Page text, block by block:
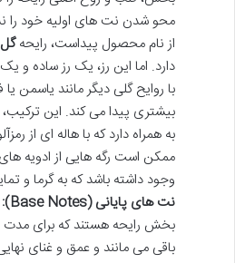
محو شدن نت های اولیه خود را
از نام محصول پیداست، رایحه
دارد. اما این رز، یک رز ساده و
با روایح گلی دیگر مانند یاسمن
بیشتری پیدا می کند. این
به همراه دارد که با هاله ای از
ممکن است رگه هایی از ادویه
وجود داشته باشد که به گرما و
نت های پایانی (Base Notes):
بخش رایحه هستند که برای
باقی می مانند و عمق و غنای